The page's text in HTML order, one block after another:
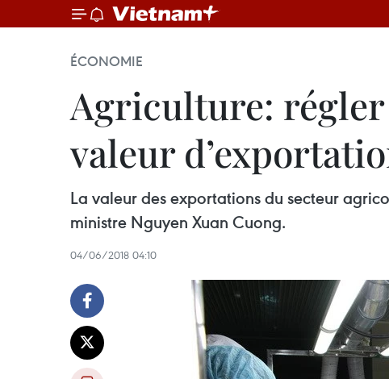
ÉCONOMIE
Agriculture:
valeur
La valeur des exportations du secteur
ministre Nguyen Xuan Cuong.
04/06/2018 04:10